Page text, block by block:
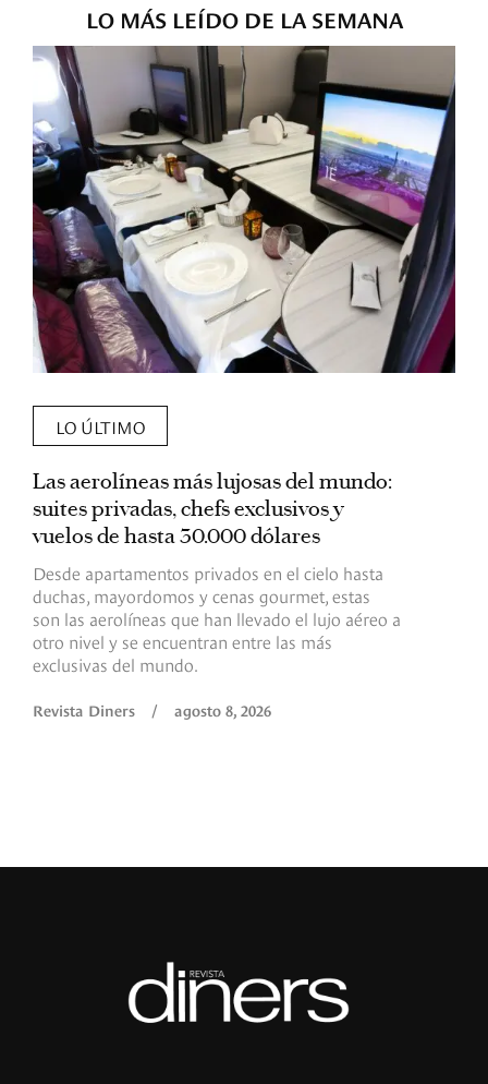
LO MÁS LEÍDO DE LA SEMANA
LO ÚLTIMO
Las aerolíneas más lujosas del mundo:
suites privadas, chefs exclusivos y
vuelos de hasta 30.000 dólares
Desde apartamentos privados en el cielo hasta
duchas, mayordomos y cenas gourmet, estas
son las aerolíneas que han llevado el lujo aéreo a
otro nivel y se encuentran entre las más
exclusivas del mundo.
Revista Diners / agosto 8, 2026